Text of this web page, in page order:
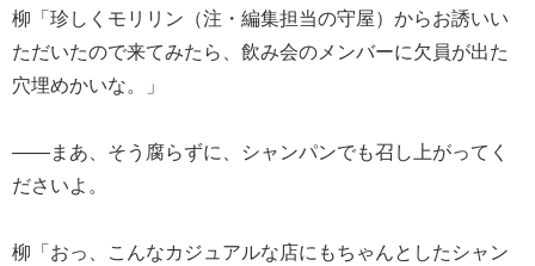
柳「珍しくモリリン（注・編集担当の守屋）からお誘いい
ただいたので来てみたら、飲み会のメンバーに欠員が出た
穴埋めかいな。」
――まあ、そう腐らずに、シャンパンでも召し上がってく
ださいよ。
柳「おっ、こんなカジュアルな店にもちゃんとしたシャン